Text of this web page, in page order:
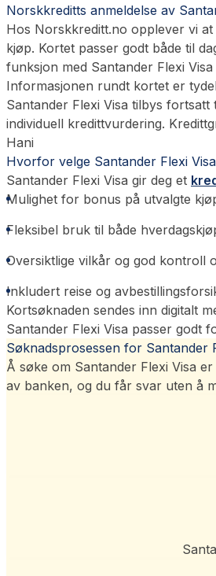
Norskkreditts anmeldelse av
Hos Norskkreditt.no opplever vi
kjøp. Kortet passer godt både til
funksjon med Santander Flexi
Informasjonen rundt kortet er
Santander Flexi Visa tilbys
individuell kredittvurdering.
Hani
Hvorfor velge Santander Flexi Visa
Santander Flexi Visa gir deg et
Mulighet for bonus på utvalgte
Fleksibel bruk til både
Oversiktlige vilkår og god kontroll
Inkludert reise og
Kortsøknaden sendes inn digitalt
Santander Flexi Visa passer godt
Søknadsprosessen for Santander
Å søke om Santander Flexi Visa
av banken, og du får svar uten å